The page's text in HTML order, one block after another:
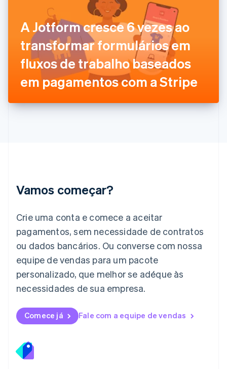
A Jotform cresce 6 vezes ao
transformar formulários em
fluxos de trabalho baseados
em pagamentos com a Stripe
Vamos começar?
Crie uma conta e comece a aceitar
pagamentos, sem necessidade de contratos
ou dados bancários. Ou converse com nossa
equipe de vendas para um pacote
personalizado, que melhor se adéque às
necessidades de sua empresa.
Comece já Fale com a equipe de vendas
Finlândia
EnglishSvenska
França
FrançaisEnglish
Gibraltar
English
English
English
日本語English
Liechtenstein
DeutschEnglish
Lituânia
English
Luxemburgo
FrançaisDeutsch English
English简体中文
English
México
Noruega
English